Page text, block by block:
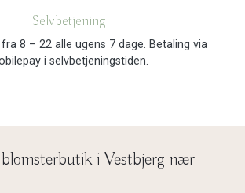
Selvbetjening
8 – 22 alle ugens 7 dage. Betaling via
i selvbetjeningstiden.
i Vestbjerg nær